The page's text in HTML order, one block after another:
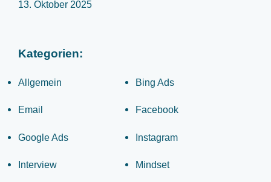
13. Oktober 2025
Kategorien:
Allgemein Bing Ads
Email Facebook
Google Ads Instagram
Interview Mindset